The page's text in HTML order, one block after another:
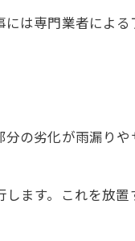
は専門業者によ
の劣化が雨漏りや
ます。これを放